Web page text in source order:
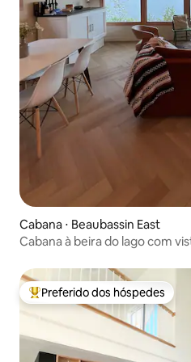
Cabana ⋅ Beaubassin East
Cabana à beira do lago com
Entre os melhores preferidos
Preferido dos hóspedes